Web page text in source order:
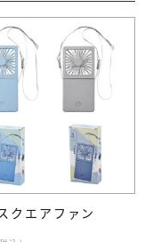
クエアファン